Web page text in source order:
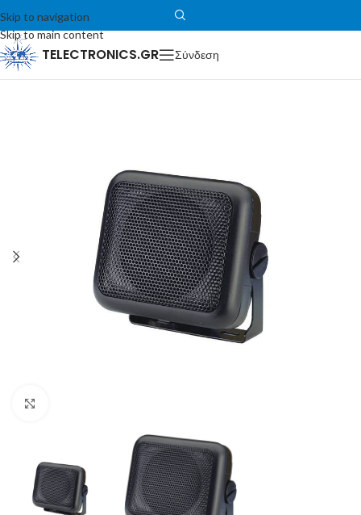
Skip to navigation
Skip to main content
TELECTRONICS.GR Σύνδεση